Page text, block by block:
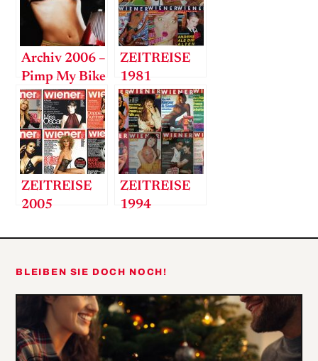
Archiv 2006 –
Pimp My Bike
ZEITREISE
1981
ZEITREISE
2005
ZEITREISE
1994
BLEIBEN SIE DOCH NOCH!